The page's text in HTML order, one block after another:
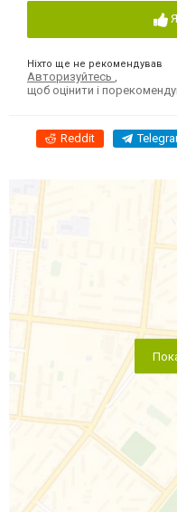
Ніхто ще не рекомендував
Авторизуйтесь
щоб оцінити і
Reddit